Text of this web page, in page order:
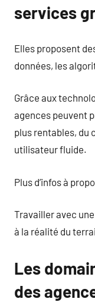
services
Elles proposent
données, les
Grâce aux
agences peuvent
plus rentables, du
utilisateur fluide.
Plus d’infos à
Travailler avec
à la réalité du
Les
des